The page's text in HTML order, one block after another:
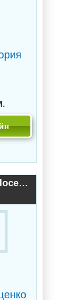
Русич. Генезис / Владимир Поселягин (3)